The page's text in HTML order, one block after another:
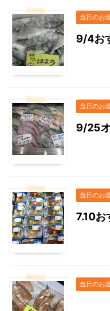
当日のお
9/4お
当日のお
9/25
当日のお
7.10お
当日のお